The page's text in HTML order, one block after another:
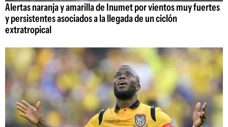
Alertas naranja y amarilla de Inumet por vientos muy fuertes
y persistentes asociados a la llegada de un ciclón
extratropical